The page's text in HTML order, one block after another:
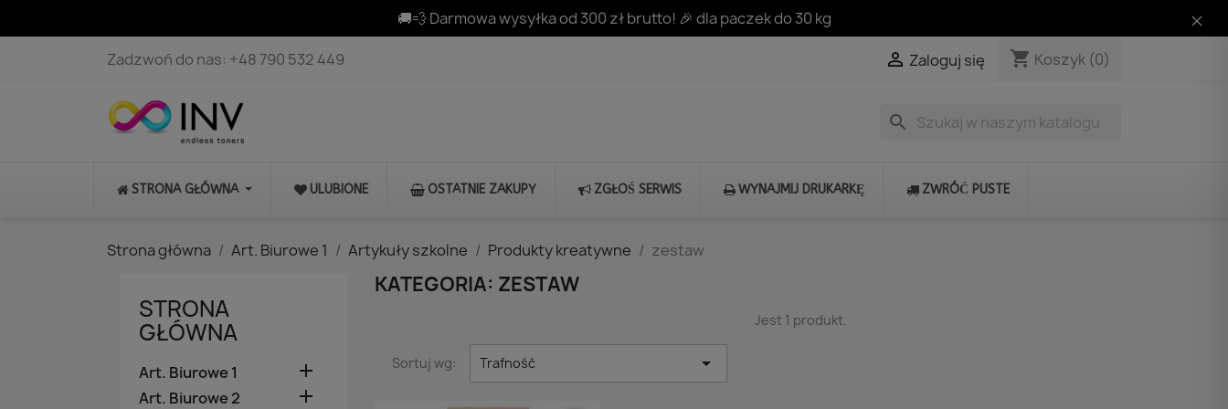
🚚💨 Darmowa wysyłka od 300 zł brutto! 🎉 dla paczek do 30 kg
Zadzwoń do nas: +48 790 532 449  Zaloguj się shopping_cart Koszyk (0)
search
STRONA GŁÓWNA ULUBIONE OSTATNIE ZAKUPY ZGŁOŚ SERWIS WYNAJMIJ DRUKARKĘ ZWRÓĆ PUSTE
Strona główna Art. Biurowe 1 Artykuły szkolne Produkty kreatywne zestaw
STRONA
GŁÓWNA
Art. Biurowe 1 
Art. Biurowe 2 
KATEGORIA: ZESTAW
Jest 1 produkt.
Sortuj wg: Trafność 